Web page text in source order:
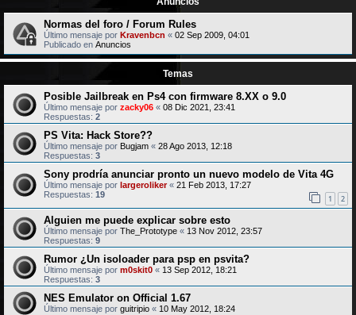
Normas del foro / Forum Rules
Último mensaje por Kravenbcn « 02 Sep 2009, 04:01
Publicado en Anuncios
Temas
Posible Jailbreak en Ps4 con firmware 8.XX o 9.0
Último mensaje por zacky06 « 08 Dic 2021, 23:41
Respuestas: 2
PS Vita: Hack Store??
Último mensaje por Bugjam « 28 Ago 2013, 12:18
Respuestas: 3
Sony prodría anunciar pronto un nuevo modelo de Vita 4G
Último mensaje por largeroliker« 21 Feb 2013, 17:27
Respuestas: 19 1 2
Alguien me puede explicar sobre esto
Último mensaje por The_Prototype « 13 Nov 2012, 23:57
Respuestas: 9
Rumor ¿Un isoloader para psp en psvita?
Último mensaje por m0skit0 « 13 Sep 2012, 18:21
Respuestas: 3
NES Emulator on Official 1.67
Último mensaje por guitripio « 10 May 2012, 18:24